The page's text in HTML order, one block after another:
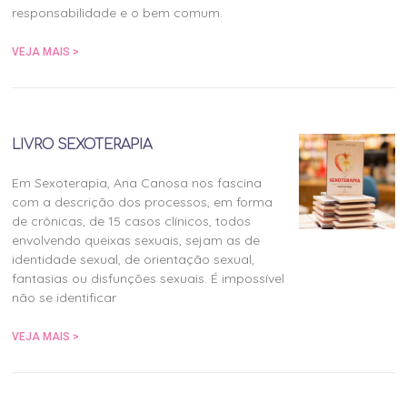
responsabilidade e o bem comum.
VEJA MAIS >
LIVRO SEXOTERAPIA
Em Sexoterapia, Ana Canosa nos fascina
com a descrição dos processos, em forma
de crônicas, de 15 casos clínicos, todos
envolvendo queixas sexuais, sejam as de
identidade sexual, de orientação sexual,
fantasias ou disfunções sexuais. É impossível
não se identificar
VEJA MAIS >